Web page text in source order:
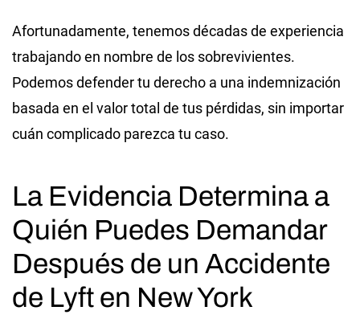
Afortunadamente, tenemos décadas de experiencia
trabajando en nombre de los sobrevivientes.
Podemos defender tu derecho a una indemnización
basada en el valor total de tus pérdidas, sin importar
cuán complicado parezca tu caso.
La Evidencia Determina a
Quién Puedes Demandar
Después de un Accidente
de Lyft en New York